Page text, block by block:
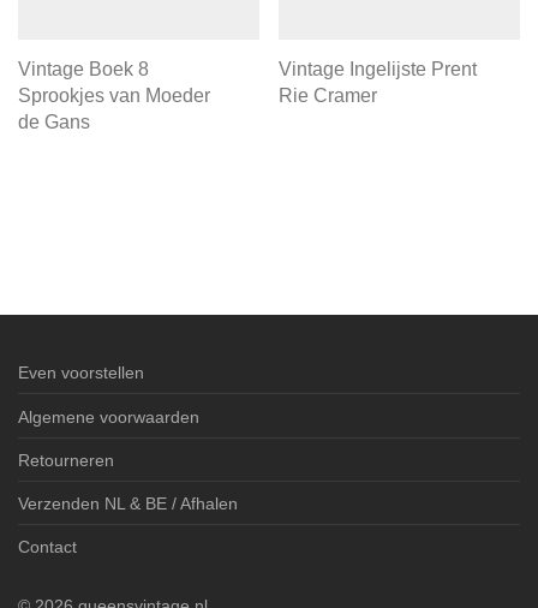
Vintage Boek 8
Sprookjes van Moeder
de Gans
Vintage Ingelijste Prent
Rie Cramer
Even voorstellen
Algemene voorwaarden
Retourneren
Verzenden NL & BE / Afhalen
Contact